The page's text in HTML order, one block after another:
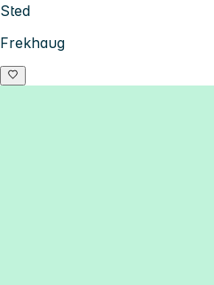
Sted
Frekhaug